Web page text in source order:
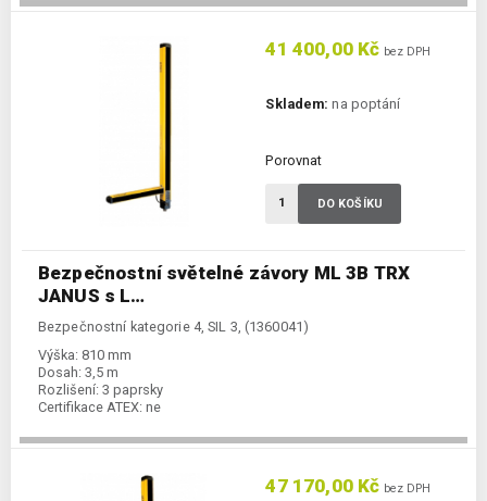
Bezpečnostní světelné závory ML 3B TRX
JANUS s L…
Bezpečnostní kategorie 4, SIL 3, (1360041)
Výška: 810 mm
Dosah: 3,5 m
Rozlišení: 3 paprsky
Certifikace ATEX: ne
41 400,00 Kč bez DPH
Skladem: na poptání
Porovnat
DO KOŠÍKU
47 170,00 Kč bez DPH